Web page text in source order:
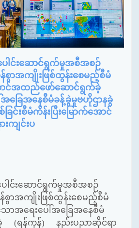
ပေါင်းဆောင်ရွက်မှုအစီအစဉ်
စွာအကျိုးဖြစ်ထွန်းစေမည့်စီမံ
င်အထည်ဖော်ဆောင်ရွက်ခဲ့
ခြေအနေစီမံခန့်ခွဲမှုဗဟိုဌာနခွဲ
င်းစီမံကိန်းပြီးမြောက်အောင်
းကျင်းပ
ပေါင်းဆောင်ရွက်မှုအစီအစဉ်
စွာအကျိုးဖြစ်ထွန်းစေမည့်စီမံ
ာအရေးပေါ်အခြေအနေစီမံ
ခွဲ (ရန်ကုန်) နည်းပညာဆိုင်ရာ